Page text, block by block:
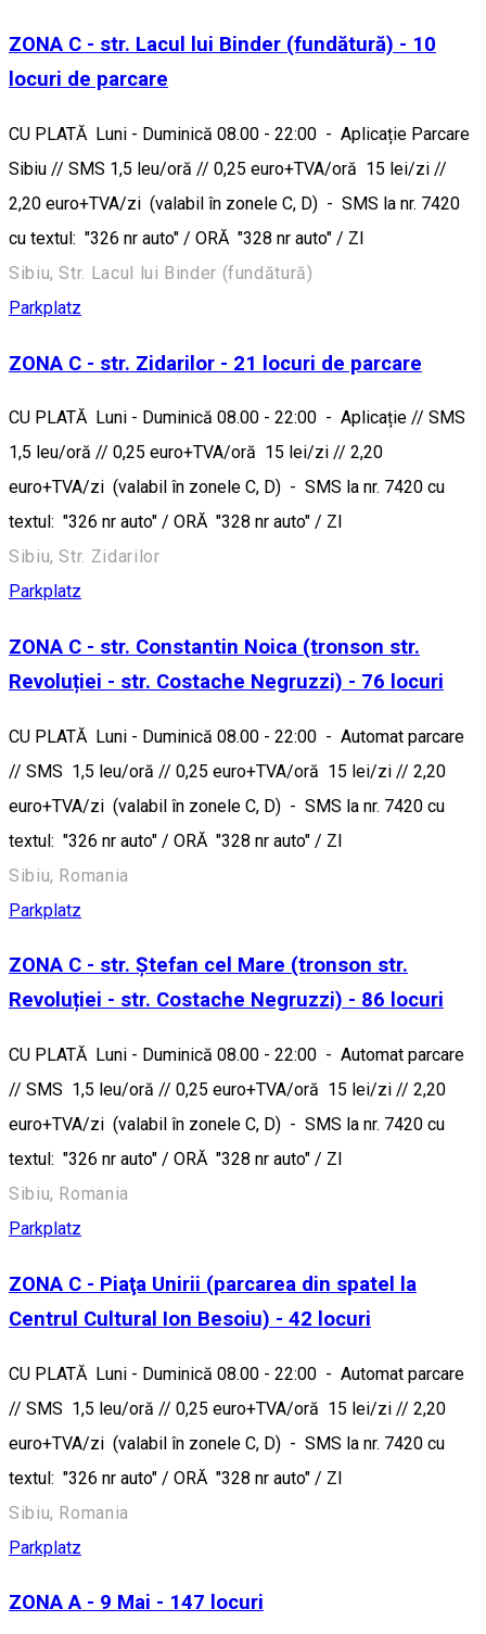
ZONA C - str. Lacul lui Binder (fundătură) - 10
locuri de parcare
CU PLATĂ Luni - Duminică 08.00 - 22:00 - Aplicație Parcare
Sibiu // SMS 1,5 leu/oră // 0,25 euro+TVA/oră 15 lei/zi //
2,20 euro+TVA/zi (valabil în zonele C, D) - SMS la nr. 7420
cu textul: "326 nr auto" / ORĂ "328 nr auto" / ZI
Sibiu, Str. Lacul lui Binder (fundătură)
Parkplatz
ZONA C - str. Zidarilor - 21 locuri de parcare
CU PLATĂ Luni - Duminică 08.00 - 22:00 - Aplicație // SMS
1,5 leu/oră // 0,25 euro+TVA/oră 15 lei/zi // 2,20
euro+TVA/zi (valabil în zonele C, D) - SMS la nr. 7420 cu
textul: "326 nr auto" / ORĂ "328 nr auto" / ZI
Sibiu, Str. Zidarilor
Parkplatz
ZONA C - str. Constantin Noica (tronson str.
Revoluției - str. Costache Negruzzi) - 76 locuri
CU PLATĂ Luni - Duminică 08.00 - 22:00 - Automat parcare
// SMS 1,5 leu/oră // 0,25 euro+TVA/oră 15 lei/zi // 2,20
euro+TVA/zi (valabil în zonele C, D) - SMS la nr. 7420 cu
textul: "326 nr auto" / ORĂ "328 nr auto" / ZI
Sibiu, Romania
Parkplatz
ZONA C - str. Ștefan cel Mare (tronson str.
Revoluției - str. Costache Negruzzi) - 86 locuri
CU PLATĂ Luni - Duminică 08.00 - 22:00 - Automat parcare
// SMS 1,5 leu/oră // 0,25 euro+TVA/oră 15 lei/zi // 2,20
euro+TVA/zi (valabil în zonele C, D) - SMS la nr. 7420 cu
textul: "326 nr auto" / ORĂ "328 nr auto" / ZI
Sibiu, Romania
Parkplatz
ZONA C - Piaţa Unirii (parcarea din spatel la
Centrul Cultural Ion Besoiu) - 42 locuri
CU PLATĂ Luni - Duminică 08.00 - 22:00 - Automat parcare
// SMS 1,5 leu/oră // 0,25 euro+TVA/oră 15 lei/zi // 2,20
euro+TVA/zi (valabil în zonele C, D) - SMS la nr. 7420 cu
textul: "326 nr auto" / ORĂ "328 nr auto" / ZI
Sibiu, Romania
Parkplatz
ZONA A - 9 Mai - 147 locuri